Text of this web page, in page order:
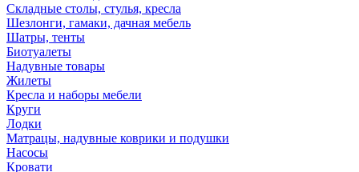
Складные столы, стулья, кресла
Шезлонги, гамаки, дачная мебель
Шатры, тенты
Биотуалеты
Надувные товары
Жилеты
Кресла и наборы мебели
Круги
Лодки
Матрацы, надувные коврики и подушки
Насосы
Кровати